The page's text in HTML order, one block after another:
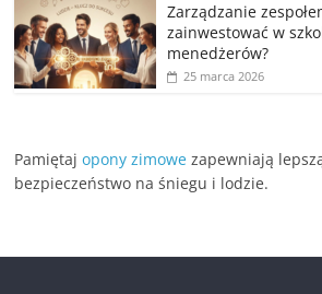
Zarządzanie
zainwestować w
menedżerów?
25 marca 2026
Pamiętajopony zimowe zapewniają
bezpieczeństwo na śniegu i lodzie.